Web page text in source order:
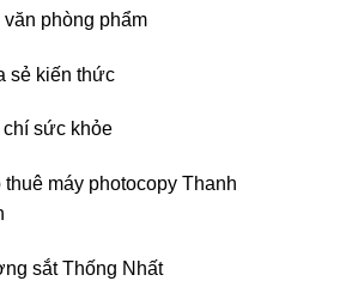
văn phòng phẩm
sẻ kiến thức
chí sức khỏe
thuê máy photocopy Thanh
sắt Thống Nhất